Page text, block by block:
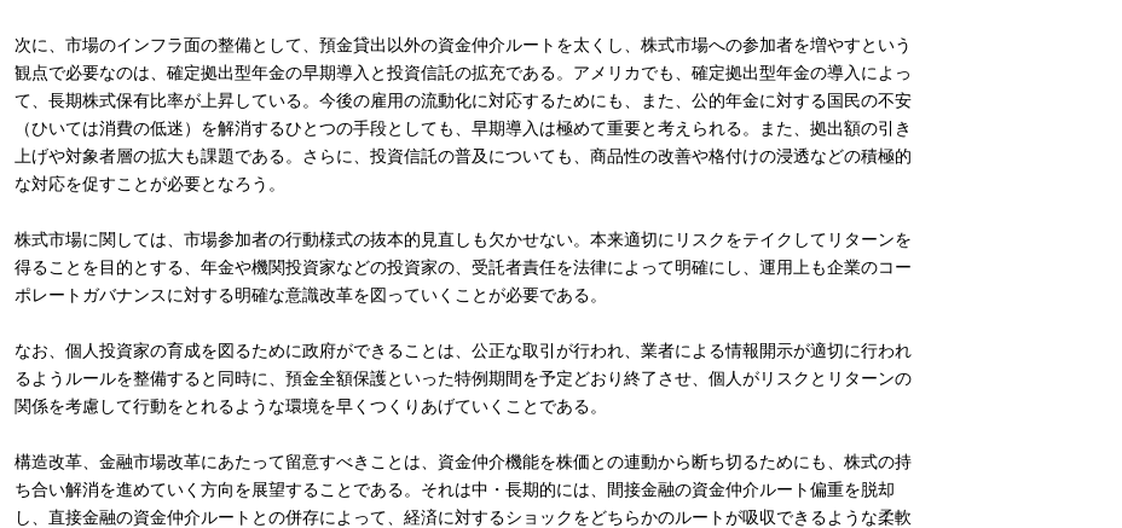
次に、市場のインフラ面の整備として、預金貸出以外の資金仲介ルートを太くし、株式市場への参加者を増やすという
観点で必要なのは、確定拠出型年金の早期導入と投資信託の拡充である。アメリカでも、確定拠出型年金の導入によっ
て、長期株式保有比率が上昇している。今後の雇用の流動化に対応するためにも、また、公的年金に対する国民の不安
（ひいては消費の低迷）を解消するひとつの手段としても、早期導入は極めて重要と考えられる。また、拠出額の引き
上げや対象者層の拡大も課題である。さらに、投資信託の普及についても、商品性の改善や格付けの浸透などの積極的
な対応を促すことが必要となろう。
株式市場に関しては、市場参加者の行動様式の抜本的見直しも欠かせない。本来適切にリスクをテイクしてリターンを
得ることを目的とする、年金や機関投資家などの投資家の、受託者責任を法律によって明確にし、運用上も企業のコー
ポレートガバナンスに対する明確な意識改革を図っていくことが必要である。
なお、個人投資家の育成を図るために政府ができることは、公正な取引が行われ、業者による情報開示が適切に行われ
るようルールを整備すると同時に、預金全額保護といった特例期間を予定どおり終了させ、個人がリスクとリターンの
関係を考慮して行動をとれるような環境を早くつくりあげていくことである。
構造改革、金融市場改革にあたって留意すべきことは、資金仲介機能を株価との連動から断ち切るためにも、株式の持
ち合い解消を進めていく方向を展望することである。それは中・長期的には、間接金融の資金仲介ルート偏重を脱却
し、直接金融の資金仲介ルートとの併存によって、経済に対するショックをどちらかのルートが吸収できるような柔軟